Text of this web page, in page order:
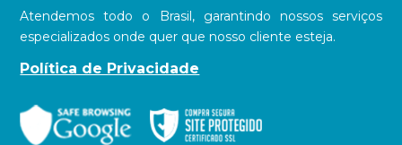
Atendemos todo o Brasil, garantindo nossos serviços
especializados onde quer que nosso cliente esteja.
Política de Privacidade